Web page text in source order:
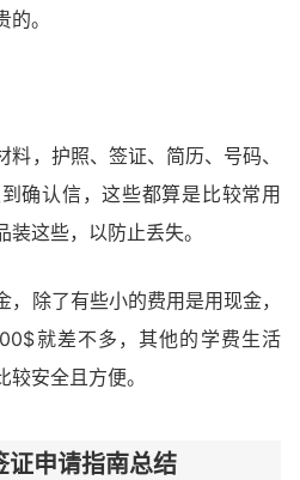
。
，护照、签证、简历、号码、
确认信，这些都算是比较常用
这些，以防止丢失。
除了有些小的费用是用现金，
就差不多，其他的学费生活
安全且方便。
申请指南总结